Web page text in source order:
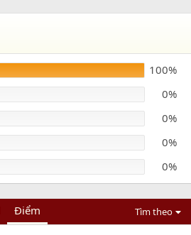
100%
0%
0%
0%
0%
Điểm Tìm theo